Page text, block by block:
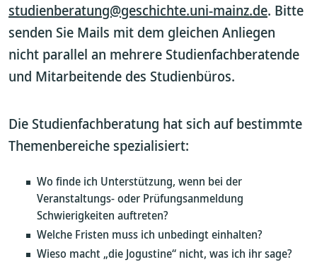
studienberatung@geschichte.uni-mainz.de. Bitte
senden Sie Mails mit dem gleichen Anliegen
nicht parallel an mehrere Studienfachberatende
und Mitarbeitende des Studienbüros.
Die Studienfachberatung hat sich auf bestimmte
Themenbereiche spezialisiert:
Wo finde ich Unterstützung, wenn bei der
Veranstaltungs- oder Prüfungsanmeldung
Schwierigkeiten auftreten?
Welche Fristen muss ich unbedingt einhalten?
Wieso macht „die Jogustine“ nicht, was ich ihr sage?